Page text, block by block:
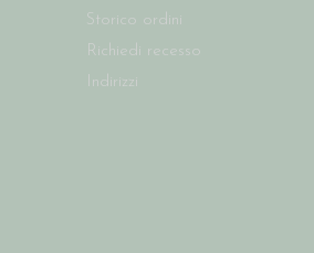
Storico ordini
Richiedi recesso
Indirizzi